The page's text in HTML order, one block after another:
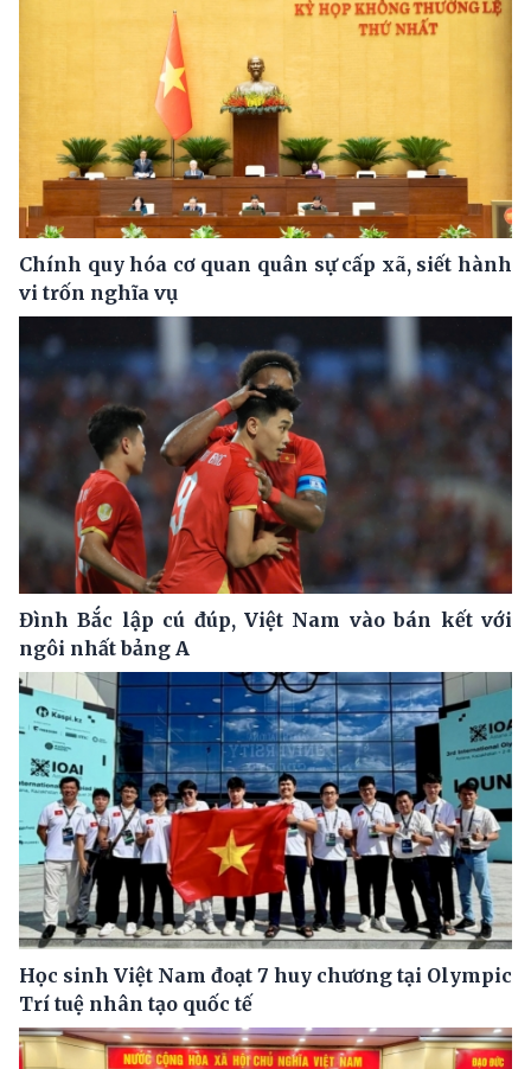
Chính quy hóa cơ quan quân sự cấp xã, siết hành
vi trốn nghĩa vụ
Đình Bắc lập cú đúp, Việt Nam vào bán kết với
ngôi nhất bảng A
Học sinh Việt Nam đoạt 7 huy chương tại Olympic
Trí tuệ nhân tạo quốc tế